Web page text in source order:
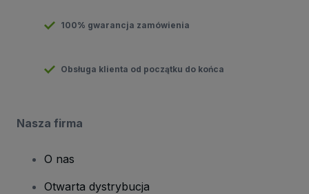
100% gwarancja zamówienia
Obsługa klienta od początku do końca
Nasza firma
O nas
Otwarta dystrybucja